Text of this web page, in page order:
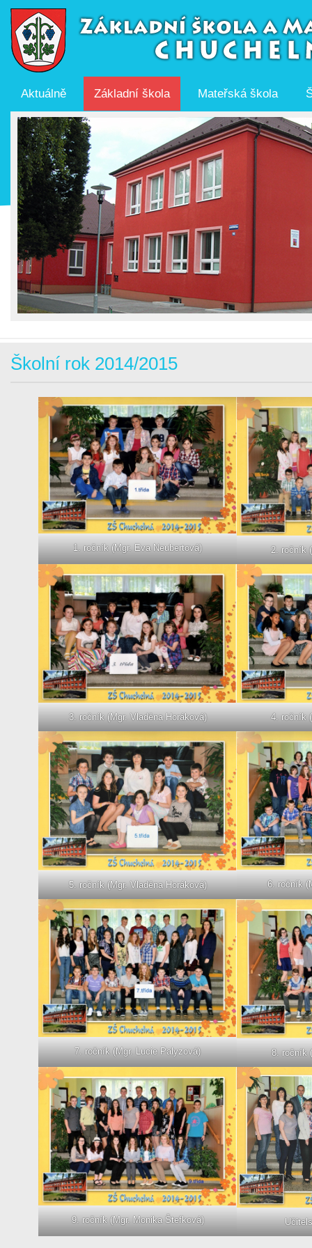
Aktuálně Základní škola Mateřská škola
Školní rok 2014/2015
1. ročník (Mgr. Eva Neubertová) 2. ročník
3. ročník (Mgr. Vladěna Horáková) 4. ročník
5. ročník (Mgr. Vladěna Horáková) 6. ročník
7. ročník (Mgr. Lucie Palyzová) 8. ročník
9. ročník (Mgr. Monika Štefková)